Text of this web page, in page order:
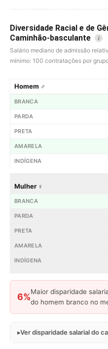
Diversidade Racial e de
Caminhão-basculante
i
Salário mediano de admissão
mínimo: 100 contratações por
Homem ♂
Mulher ♀
6%
Maior disparidade
do homem branco no
Ver disparidade salarial do